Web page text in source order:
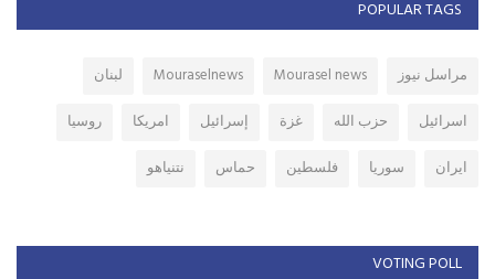
POPULAR TAGS
مراسل نيوز Mourasel news
Mouraselnews
لبنان
اسرائيل
حزب الله غزة إسرائيل امريكا
روسيا
ايران
سوريا فلسطين حماس نتنياهو
VOTING POLL